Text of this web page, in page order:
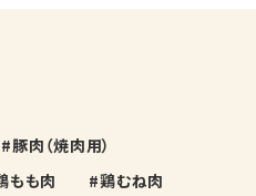
豚肉（焼肉用）
もも肉
鶏むね肉